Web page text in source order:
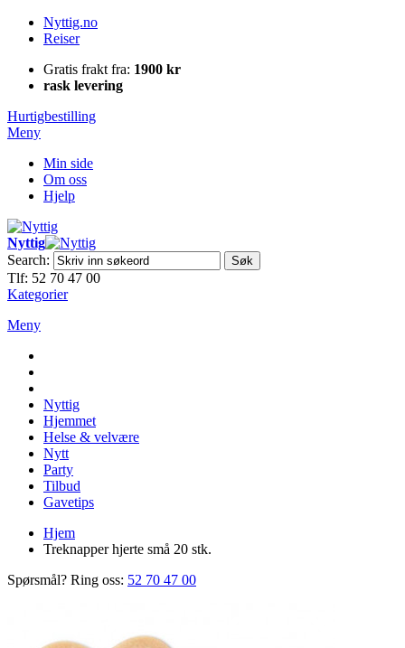
Nyttig.no
Reiser
Gratis frakt fra: 1900 kr
rask levering
Hurtigbestilling
Meny
Min side
Om oss
Hjelp
Nyttig
Search:
Søk
Tlf: 52 70 47 00
Kategorier
Meny
Nyttig
Hjemmet
Helse & velvære
Nytt
Party
Tilbud
Gavetips
Hjem
Treknapper hjerte små 20 stk.
Spørsmål? Ring oss: 52 70 47 00